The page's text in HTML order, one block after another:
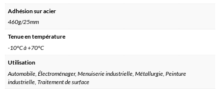
Adhésion sur acier
460g/25mm
Tenue en température
-10°C à +70°C
Utilisation
Automobile, Électroménager, Menuiserie industrielle, Métallurgie, Peinture
industrielle, Traitement de surface